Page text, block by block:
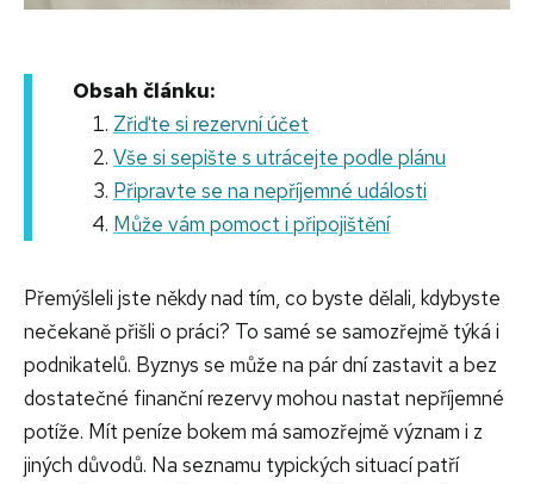
Obsah článku:
Zřiďte si rezervní účet
Vše si sepište s utrácejte podle plánu
Připravte se na nepříjemné události
Může vám pomoct i připojištění
Přemýšleli jste někdy nad tím, co byste dělali, kdybyste
nečekaně přišli o práci? To samé se samozřejmě týká i
podnikatelů. Byznys se může na pár dní zastavit a bez
dostatečné finanční rezervy mohou nastat nepříjemné
potíže. Mít peníze bokem má samozřejmě význam i z
jiných důvodů. Na seznamu typických situací patří